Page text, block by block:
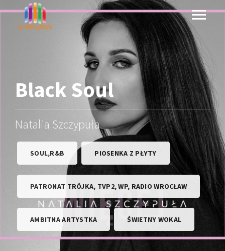
Black Soul
Natalia Szczypuła
SOUL,R&B PIOSENKA Z PŁYTY
PATRONAT TRÓJKA, TVP2, WP, RADIO WROCŁAW
AMBITNA ARTYSTKA ŚWIETNY WOKAL